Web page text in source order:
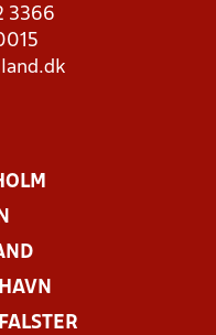
3366